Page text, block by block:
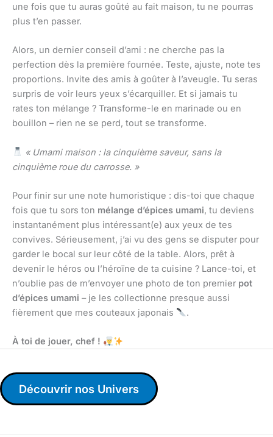
une fois que tu auras goûté au fait maison, tu ne pourras
plus t’en passer.
Alors, un dernier conseil d’ami : ne cherche pas la
perfection dès la première fournée. Teste, ajuste, note tes
proportions. Invite des amis à goûter à l’aveugle. Tu seras
surpris de voir leurs yeux s’écarquiller. Et si jamais tu
rates ton mélange ? Transforme-le en marinade ou en
bouillon – rien ne se perd, tout se transforme.
« Umami maison : la cinquième saveur, sans la
cinquième roue du carrosse. »
Pour finir sur une note humoristique : dis-toi que chaque
fois que tu sors ton mélange d’épices umami, tu deviens
instantanément plus intéressant(e) aux yeux de tes
convives. Sérieusement, j’ai vu des gens se disputer pour
garder le bocal sur leur côté de la table. Alors, prêt à
devenir le héros ou l’héroïne de ta cuisine ? Lance-toi, et
n’oublie pas de m’envoyer une photo de ton premier pot
d’épices umami – je les collectionne presque aussi
fièrement que mes couteaux japonais
.
À toi de jouer, chef !
Découvrir nos Univers